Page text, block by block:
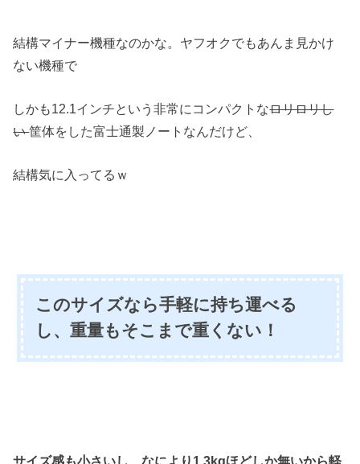
結構マイナー機種なのかな。ヤフオクでもあんま見かけ
ない機種で
しかも12.1インチという非常にコンパクトなロリロリし
い筐体をした富士通製ノートなんだけど、
結構気に入ってるｗ
このサイズなら手軽に持ち運べる
し、重量もそこまで重くない！
サイズ感も小さいし、なにより1.3kgほどしか無いから軽